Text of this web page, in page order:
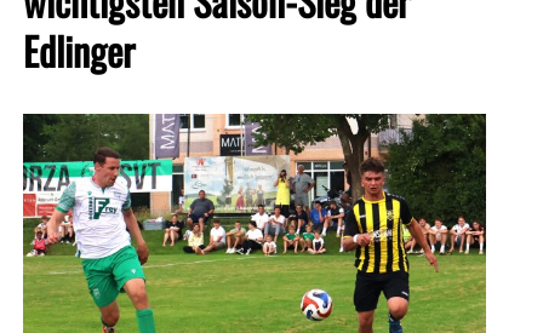
Edlinger